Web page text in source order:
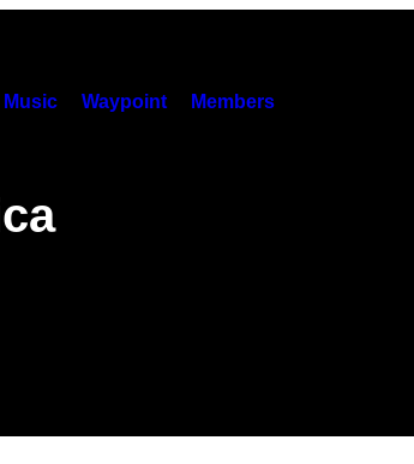
Music Waypoint Members